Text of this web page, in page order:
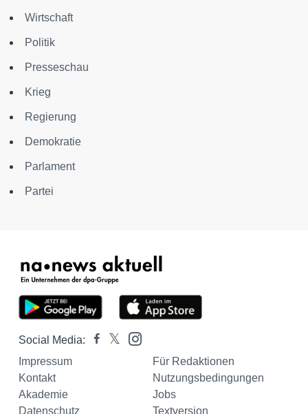
Wirtschaft
Politik
Presseschau
Krieg
Regierung
Demokratie
Parlament
Partei
Social Media:
Impressum
Für Redaktionen
Kontakt
Nutzungsbedingungen
Akademie
Jobs
Datenschutz
Textversion